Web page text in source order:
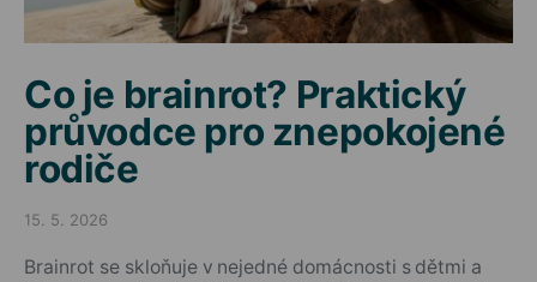
Co je brainrot? Praktický
průvodce pro znepokojené
rodiče
Posted on
15. 5. 2026
Brainrot se skloňuje v nejedné domácnosti s dětmi a